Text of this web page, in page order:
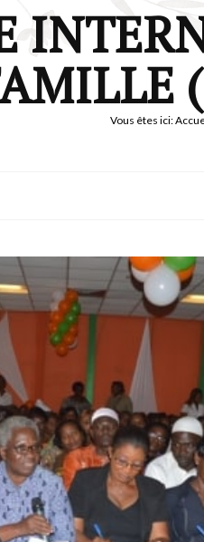
Vous êtes ici: